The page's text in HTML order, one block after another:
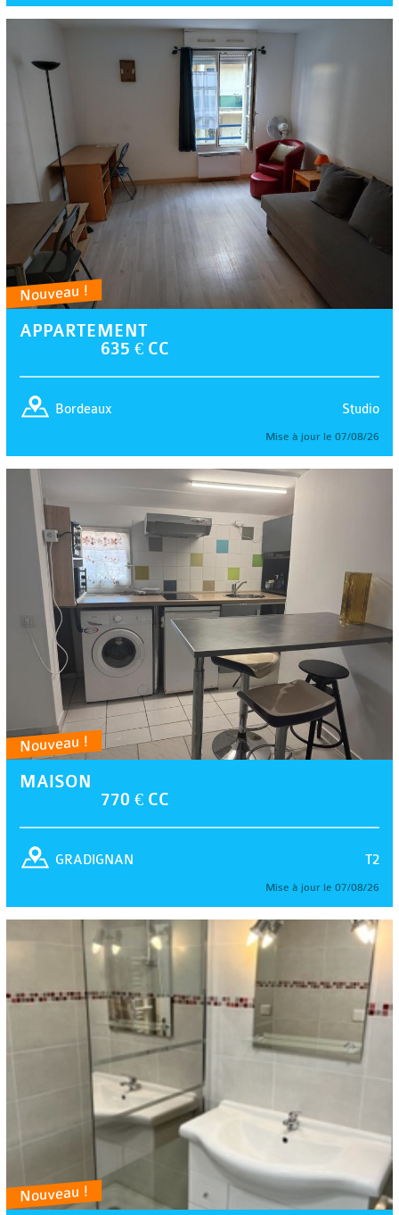
Nouveau !
APPARTEMENT
635 € CC
Studio
Bordeaux
Mise à jour le 07/08/26
Nouveau !
MAISON
770 € CC
T2
GRADIGNAN
Mise à jour le 07/08/26
Nouveau !